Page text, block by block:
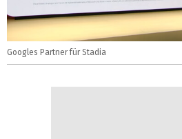
Googles Partner für Stadia